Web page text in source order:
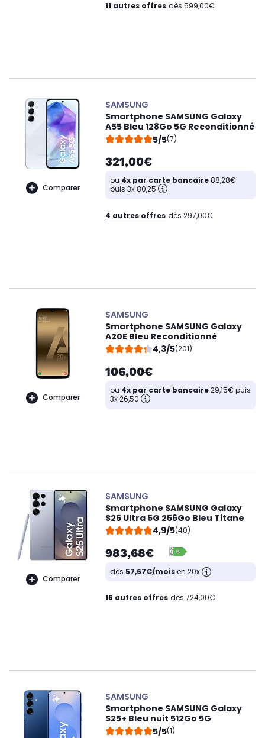
11 autres offres dès 599,00€
Comparer
SAMSUNG
Smartphone SAMSUNG Galaxy
A55 Bleu 128Go 5G Reconditionné
5/5(7)
321,00€
ou 4x par carte bancaire88,28€
puis 3x 80,25
4 autres offres dès 297,00€
Comparer
SAMSUNG
Smartphone SAMSUNG Galaxy
A20E Bleu Reconditionné
4,3/5(201)
106,00€
ou 4x par carte bancaire29,15€ puis
3x 26,50
Comparer
SAMSUNG
Smartphone SAMSUNG Galaxy
S25 Ultra 5G 256Go Bleu Titane
4,9/5(40)
983,68€
dès 57,67€/moisen 20x
16 autres offres dès 724,00€
SAMSUNG
Smartphone SAMSUNG Galaxy
S25+ Bleu nuit 512Go 5G
5/5(1)